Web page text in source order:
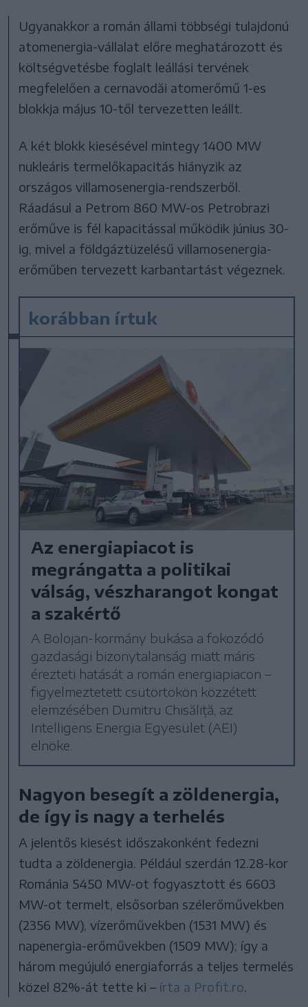
Ugyanakkor a román állami többségi tulajdonú
atomenergia-vállalat előre meghatározott és
költségvetésbe foglalt leállási tervének
megfelelően a cernavodăi atomerőmű 1-es
blokkja május 10-től tervezetten leállt.
A két blokk kiesésével mintegy 1400 MW
nukleáris termelőkapacitás hiányzik az
országos villamosenergia-rendszerből.
Ráadásul a Petrom 860 MW-os Petrobrazi
erőműve is fél kapacitással működik június 30-
ig, mivel a földgáztüzelésű villamosenergia-
erőműben tervezett karbantartást végeznek.
korábban írtuk
Az energiapiacot is
megrángatta a politikai
válság, vészharangot kongat
a szakértő
A Bolojan-kormány bukása a fokozódó
gazdasági bizonytalanság miatt máris
érezteti hatását a román energiapiacon –
figyelmeztetett csütörtökön közzétett
elemzésében Dumitru Chisăliță, az
Intelligens Energia Egyesület (AEI)
elnöke.
Nagyon besegít a zöldenergia,
de így is nagy a terhelés
A jelentős kiesést időszakonként fedezni
tudta a zöldenergia. Például szerdán 12.28-kor
Románia 5450 MW-ot fogyasztott és 6603
MW-ot termelt, elsősorban szélerőművekben
(2356 MW), vízerőművekben (1531 MW) és
napenergia-erőművekben (1509 MW); így a
három megújuló energiaforrás a teljes termelés
közel 82%-át tette ki – írta a Profit.ro.